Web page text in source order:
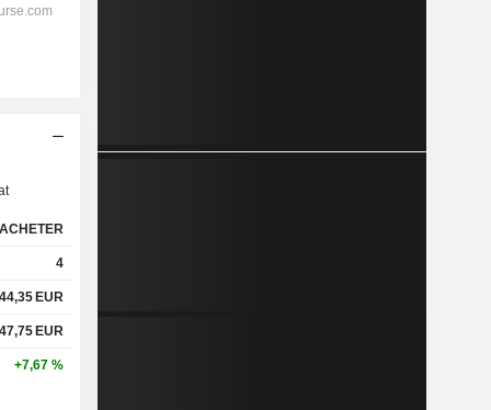
ACHETER
4
44,35EUR
47,75EUR
+7,67 %